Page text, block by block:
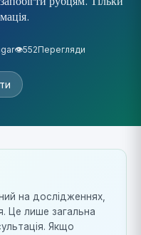
👁️552Перегляди
на дослідженнях,
Це лише загальна
Якщо